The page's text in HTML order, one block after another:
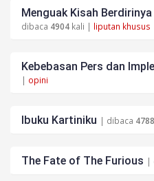
Menguak Kisah
dibaca 4904 kali | liputan khusus
Kebebasan Pers dan
| opini
Ibuku Kartiniku | dibaca 4788
The Fate of The Furious |